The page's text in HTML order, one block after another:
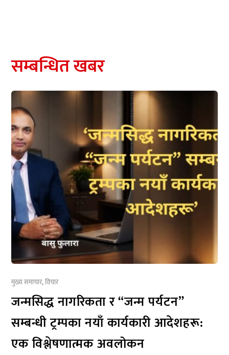
सम्बन्धित खबर
मुख्य समाचार,विचार
जन्मसिद्ध नागरिकता र “जन्म पर्यटन”
सम्बन्धी ट्रम्पका नयाँ कार्यकारी आदेशहरू:
एक विश्लेषणात्मक अवलोकन